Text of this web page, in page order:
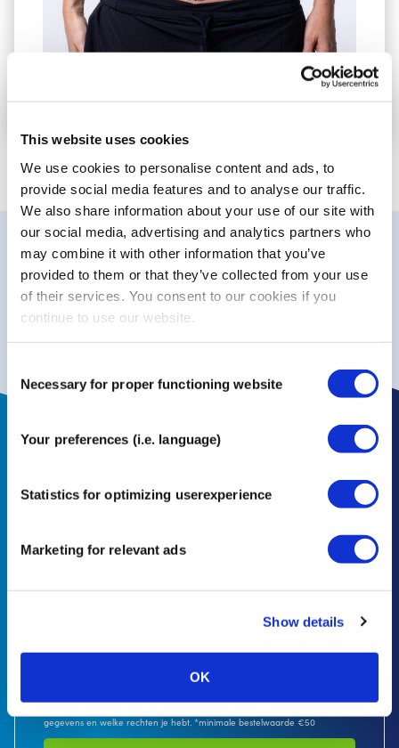
This website uses cookies
We use cookies to personalise content and ads, to
provide social media features and to analyse our traffic.
We also share information about your use of our site with
our social media, advertising and analytics partners who
may combine it with other information that you’ve
provided to them or that they’ve collected from your use
of their services. You consent to our cookies if you
continue to use our website.
Selection
Necessary for proper functioning website
Your preferences (i.e. language)
Statistics for optimizing userexperience
Marketing for relevant ads
Show details
OK
Waarom kiezen voor CureTape?
De nummer 1keuze van professionals
Huidvriendelijk
Volg ons online en blijf op de hoogte
gegevens en welke rechten je hebt. *minimale bestelwaarde €50